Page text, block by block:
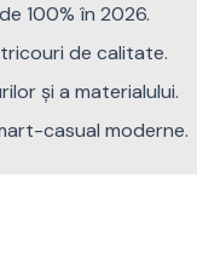
100% în 2026.
de calitate.
și a materialului.
casual moderne.